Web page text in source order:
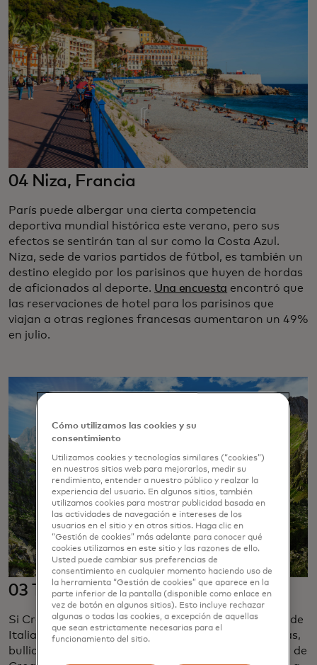
04 Niza, Francia
París puede albergar una cierta competencia
deportiva mundial histórica este verano, pero sus
efectos se sentirán tan al sur como la Costa Azul.
Niza, sede de varios partidos de fútbol, es también un
destino elegido por los parisinos que huyen de hordas
de aficionados al deporte. Una encuesta encontró que
las reservaciones de hotel para los parisinos que
viajan a otras regiones francesas aumentaron un 49%
en julio.
03 Tirana, Albania
Si Croacia fue durante años el destino "duplicado" de
Italia -el mismo sol mediterráneo, ruinas pintorescas,
bulliciosa vida nocturna-, Albania es el embaucador de
Cómo utilizamos las cookies y su
consentimiento
Utilizamos cookies y tecnologías similares (“cookies”)
en nuestros sitios web para mejorarlos, medir su
rendimiento, entender a nuestro público y realzar la
experiencia del usuario. En algunos sitios, también
utilizamos cookies para mostrar publicidad basada en
las actividades de navegación e intereses de los
usuarios en el sitio y en otros sitios. Haga clic en
“Gestión de cookies” más adelante para conocer qué
cookies utilizamos en este sitio y las razones de ello.
Usted puede cambiar sus preferencias de
consentimiento en cualquier momento haciendo uso de
la herramienta “Gestión de cookies” que aparece en la
parte inferior de la pantalla (disponible como enlace en
vez de botón en algunos sitios). Esto incluye rechazar
algunas o todas las cookies, a excepción de aquellas
que sean estrictamente necesarias para el
funcionamiento del sitio.